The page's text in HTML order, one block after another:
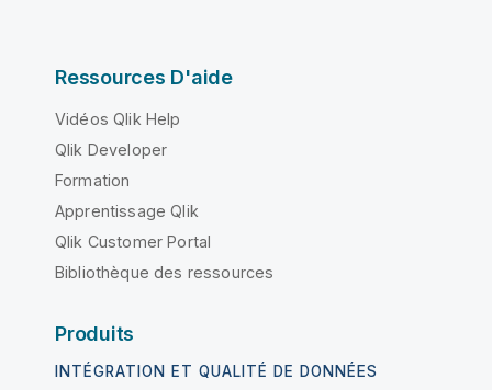
Ressources D'aide
Vidéos Qlik Help
Qlik Developer
Formation
Apprentissage Qlik
Qlik Customer Portal
Bibliothèque des ressources
Produits
INTÉGRATION ET QUALITÉ DE DONNÉES